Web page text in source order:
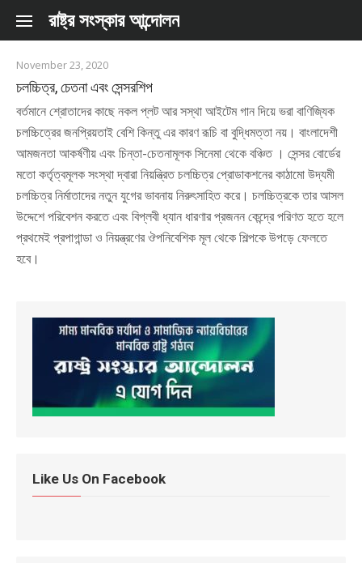
Skip to content
রাষ্ট্র সংস্কার আন্দোলন
November 23, 2020
চলচ্চিত্র, চেতনা এবং সেন্সরশিপ
বর্তমানে শ্রোতাদের কাছে নকল প্লট আর সস্থা আইটেম গান দিয়ে ভরা বাণিজ্যিক
চলচ্চিত্রের জনপ্রিয়তাই বেশি কিন্তু এর কারণ রূচি বা বুদ্ধিমত্তা নয়। বাংলাদেশী
আমজনতা আকর্ষণীয় এবং চিন্তা-চেতনামূলক সিনেমা থেকে বঞ্চিত । সেন্সর বোর্ডের
মতো কর্তৃত্বমূলক সংস্থা দ্বারা নিয়ন্ত্রিত চলচ্চিত্র প্রোডাকশনের কাঠামো উদ্যমী
চলচ্চিত্র নির্মাতাদের নতুন যুগের ভাবনায় নিরুৎসাহিত করে। চলচ্চিত্রকে তার আসল
উদ্দেশে পরিবেশন করতে এবং বিপ্লবী ধ্যান ধারণার প্রজনন কেন্দ্রে পরিণত হতে হলে
প্রথমেই প্রপাগান্ডা ও নিয়ন্ত্রণের ঔপনিবেশিক মূল থেকে শিল্পকে উপড়ে ফেলতে
হবে।
Like Us On Facebook